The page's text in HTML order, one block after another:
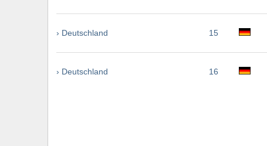
› Deutschland 15
› Deutschland 16